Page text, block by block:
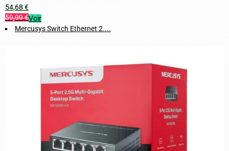
54,68 €
59,99 €Voir
Mercusys Switch Ethernet 2....